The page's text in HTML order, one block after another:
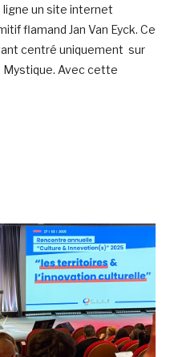
un site internet
flamand Jan Van Eyck. Ce
centré uniquement sur
Mystique. Avec cette